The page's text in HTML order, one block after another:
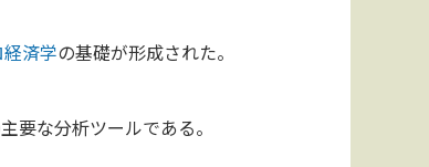
済学の基礎が形成された。
要な分析ツールである。